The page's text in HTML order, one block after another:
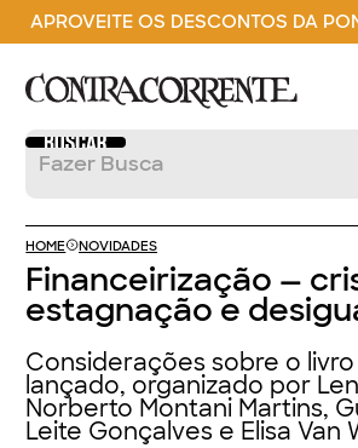
APROVEITE OS DESCONTOS DA
HOME NOVIDADES
Financeirização —
estagnação e
Considerações sobre o
lançado, organizado por
Norberto Montani Martins,
Leite Gonçalves e Elisa Van